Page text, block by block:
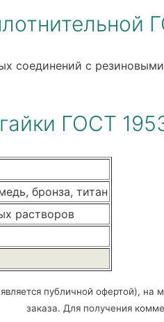
соединений с
ГОСТ
бронза, титан
растворов
публичной офертой), на
заказа. Для получения